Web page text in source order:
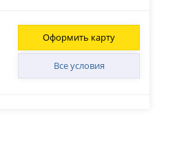
Все условия
Оформить карту